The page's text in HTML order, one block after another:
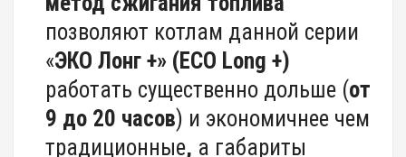
позволяют котлам данной серии
«ЭКО Лонг +» (ЕСО Long +)
работать существенно дольше (от
9 до 20 часов) и экономичнее чем
традиционные, а габариты